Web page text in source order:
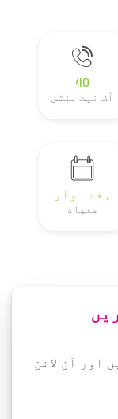
40
آف نیٹ منٹس
ہفتہ وار
معیاد
اور آن لائن